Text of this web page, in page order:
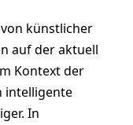
künstlicher
auf der aktuell
Kontext der
intelligente
In